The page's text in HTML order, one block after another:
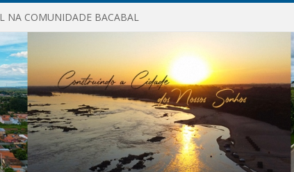
NA COMUNIDADE BACABAL